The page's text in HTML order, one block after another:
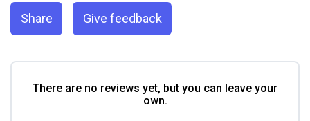
Share Give feedback
There are no reviews yet, but you can leave your
own.